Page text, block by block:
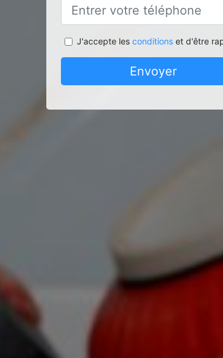
J'accepte les conditionset d'être
Envoyer